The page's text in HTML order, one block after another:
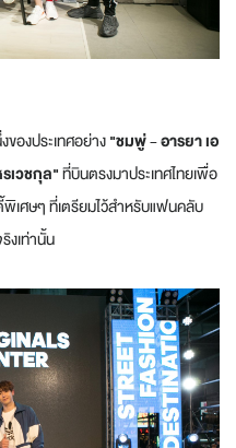
องประเทศอย่าง"ชมพู่ - อารยา เอ
เวชกุล"ที่บินตรงมาประเทศไทยเพื่อ
เศษๆ ที่เตรียมไว้สำหรับแฟนคลับ
งเท่านั้น